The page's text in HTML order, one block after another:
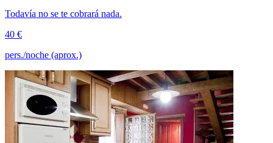
Todavía no se te cobrará nada.
40 €
pers./noche (aprox.)